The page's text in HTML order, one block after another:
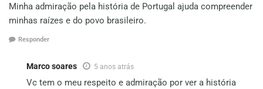
Minha admiração pela história de Portugal ajuda compreender
minhas raízes e do povo brasileiro.
Responder
Marco soares 5 anos atrás
Vc tem o meu respeito e admiração por ver a história